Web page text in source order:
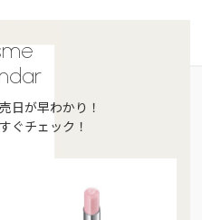
日が早わかり！
ぐチェック！